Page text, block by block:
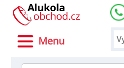
Menu